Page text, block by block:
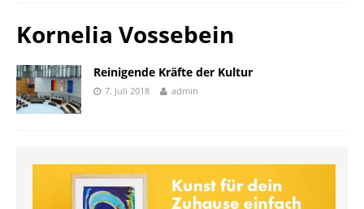
Kornelia Vossebein
Reinigende Kräfte der Kultur
7. Juli 2018 admin